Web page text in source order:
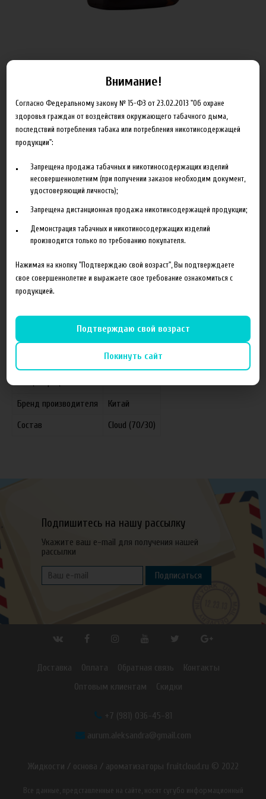
Артикул: x_cloud_6_100
В корзину
Добавить в сравнение
Характеристики Отзывы
FruitCloud
Бренд производителя
Китай
Состав
Cloud (70/30)
Подпишитесь на нашу рассылку
Укажите ваш e-mail для получения нашей
рассылки
Подписаться
Доставка Оплата Обратная связь
Контакты
Оптовым клиентам
Скидки
+7 (981) 036-45-81
aurum.aleksandra@gmail.com
Жидкости / основа / ароматизаторы fruitcloud.ru © 2022
Все данные, представленные на сайте, носят сугубо информационный
Внимание!
Согласно Федеральному закону № 15-ФЗ от 23.02.2013 "Об охране
здоровья граждан от воздействия окружающего табачного дыма,
последствий потребления табака или потребления никотинсодержащей
продукции":
Запрещена продажа табачных и никотиносодержащих изделий
несовершеннолетним (при получении заказов необходим документ,
удостоверяющий личность);
Запрещена дистанционная продажа никотинсодержащей продукции;
Демонстрация табачных и никотиносодержащих изделий
производится только по требованию покупателя.
Нажимая на кнопку "Подтверждаю свой возраст", Вы подтверждаете
свое совершеннолетие и выражаете свое требование ознакомиться с
продукцией.
Подтверждаю свой возраст
Покинуть сайт